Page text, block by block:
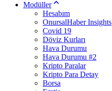
Modüller
Hesabım
OnursalHaber Insights
Covid 19
Döviz Kurları
Hava Durumu
Hava Durumu #2
Kripto Paralar
Kripto Para Detay
Borsa